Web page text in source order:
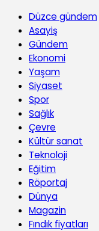
Düzce gündem
Asayiş
Gündem
Ekonomi
Yaşam
Siyaset
Spor
Sağlık
Çevre
Kültür sanat
Teknoloji
Eğitim
Röportaj
Dünya
Magazin
Fındık fiyatları